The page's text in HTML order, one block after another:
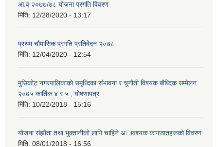
आ.व् २०७७/७८ योजना प्रगति विवरण
मिति: 12/28/2020 - 13:17
प्रथम चाैमासिक प्रगति प्रतिवेदन २०७८
मिति: 12/04/2020 - 12:54
मुसिकाेट नगरपालिकाकाे समृध्दिका संभावना र चुनाैती विषयक बाैध्दिक सम्मेलन
२०७५ कार्तिक ४ र ५ , घाेषणापत्र
मिति: 10/22/2018 - 15:16
याेजना संझाैता तथा भुक्तानीकाे लागि चाहिने अावश्यक कागजातहरूकाे विवरण
मिति: 08/01/2018 - 16:56